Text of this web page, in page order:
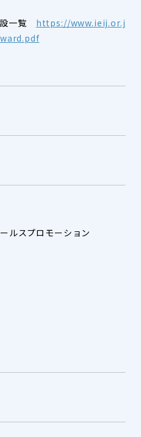
一覧 https://www.ieij.or.j
ルスプロモーション